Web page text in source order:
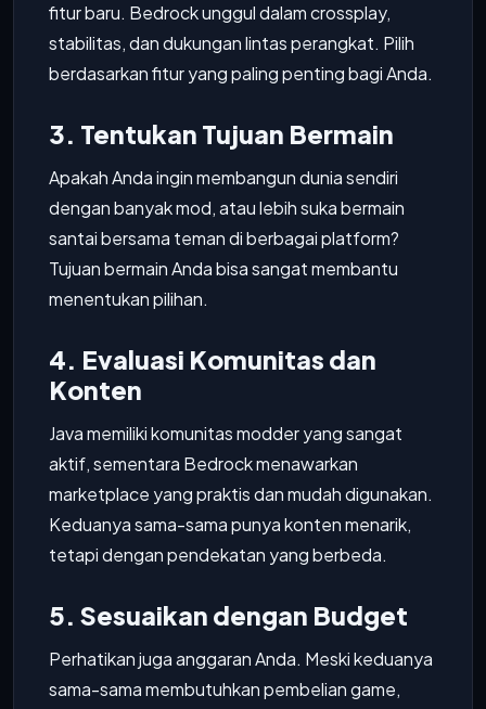
fitur baru. Bedrock unggul dalam crossplay,
stabilitas, dan dukungan lintas perangkat. Pilih
berdasarkan fitur yang paling penting bagi Anda.
3. Tentukan Tujuan Bermain
Apakah Anda ingin membangun dunia sendiri
dengan banyak mod, atau lebih suka bermain
santai bersama teman di berbagai platform?
Tujuan bermain Anda bisa sangat membantu
menentukan pilihan.
4. Evaluasi Komunitas dan
Konten
Java memiliki komunitas modder yang sangat
aktif, sementara Bedrock menawarkan
marketplace yang praktis dan mudah digunakan.
Keduanya sama-sama punya konten menarik,
tetapi dengan pendekatan yang berbeda.
5. Sesuaikan dengan Budget
Perhatikan juga anggaran Anda. Meski keduanya
sama-sama membutuhkan pembelian game,